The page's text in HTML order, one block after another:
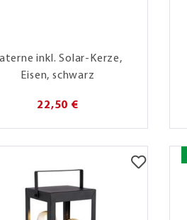
inkl. Solar-Kerze,
Eisen, schwarz
22,50 €